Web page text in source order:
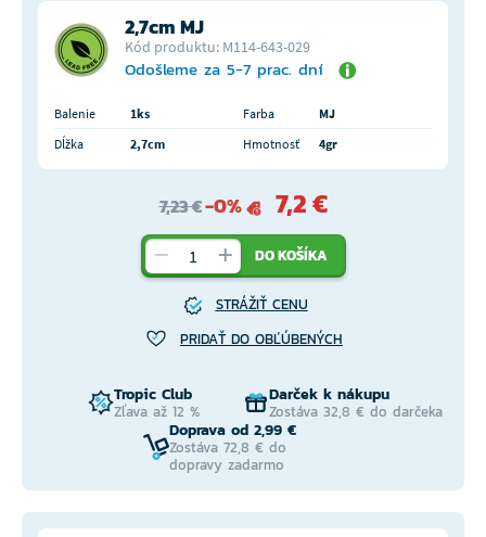
2,7cm MJ
Kód produktu: M114-643-029
Odošleme za 5-7 prac. dní
Balenie 1ks Farba
MJ
Dĺžka
2,7cm Hmotnosť 4gr
7,23 €-0% 7,2 €
DO KOŠÍKA
STRÁŽIŤ CENU
PRIDAŤ DO OBĽÚBENÝCH
Tropic Club
Zľava až 12 %
Darček k nákupu
Zostáva 32,8 € do darčeka
Doprava od 2,99 €
Zostáva 72,8 € do
dopravy zadarmo